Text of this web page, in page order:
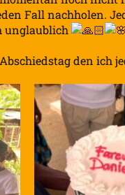
Fall nachholen.
unglaublich
den ich